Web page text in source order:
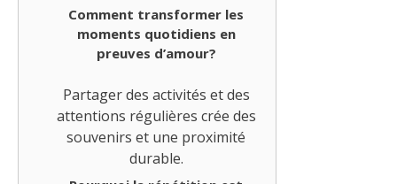
Comment transformer les
moments quotidiens en
preuves d’amour?
Partager des activités et des
attentions régulières crée des
souvenirs et une proximité
durable.